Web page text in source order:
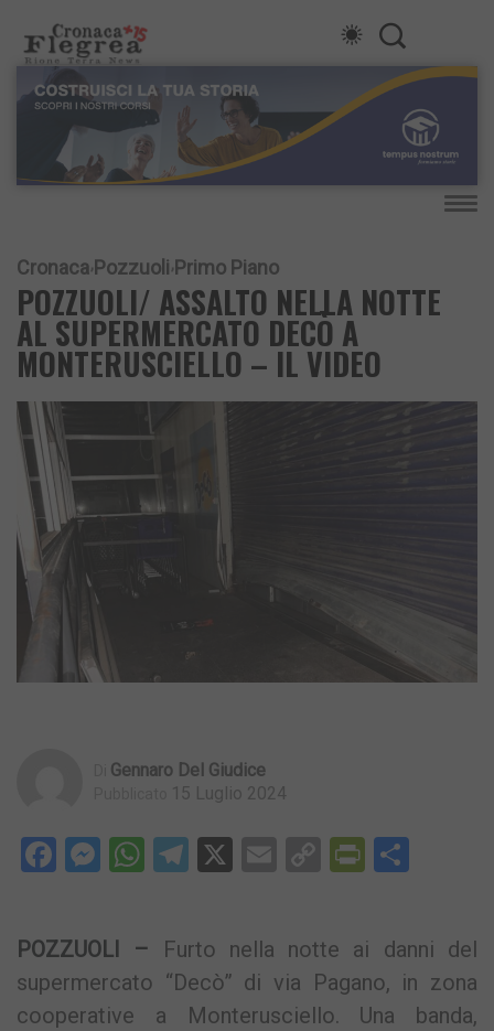
Cronaca Pozzuoli Primo Piano
POZZUOLI/ ASSALTO NELLA NOTTE
AL SUPERMERCATO DECÒ A
MONTERUSCIELLO – IL VIDEO
Gennaro Del Giudice
15 Luglio 2024
Facebook
Messenger
WhatsApp
Telegram
X EmailCopy
POZZUOLI –
Furto nella notte ai danni del
supermercato “Decò” di via Pagano, in zona
cooperative a Monterusciello. Una banda,